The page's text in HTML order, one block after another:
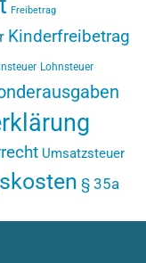
Freibetrag
Kinderfreibetrag
Lohnsteuer
Umsatzsteuer
§ 35a